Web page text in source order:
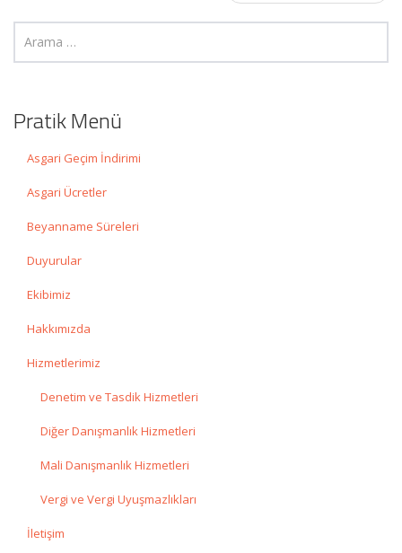
Pratik Menü
Asgari Geçim İndirimi
Asgari Ücretler
Beyanname Süreleri
Duyurular
Ekibimiz
Hakkımızda
Hizmetlerimiz
Denetim ve Tasdik Hizmetleri
Diğer Danışmanlık Hizmetleri
Mali Danışmanlık Hizmetleri
Vergi ve Vergi Uyuşmazlıkları
İletişim